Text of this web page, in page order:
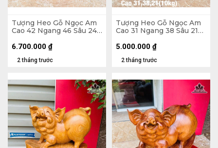
Tượng Heo Gỗ Ngọc Am
Cao 42 Ngang 46 Sâu 24
2 tháng trước
6.700.000 ₫
Tượng Heo Gỗ Ngọc Am
Cao 31 Ngang 38 Sâu 21
2 tháng trước
5.000.000 ₫